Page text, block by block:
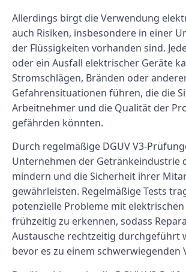
Allerdings birgt die Verwendung
auch Risiken, insbesondere in einer
der Flüssigkeiten vorhanden sind.
oder ein Ausfall elektrischer Geräte
Stromschlägen, Bränden oder
Gefahrensituationen führen, die die
Arbeitnehmer und die Qualität der
gefährden könnten.
Durch regelmäßige DGUV V3-
Unternehmen der Getränkeindustrie
mindern und die Sicherheit ihrer
gewährleisten. Regelmäßige Tests
potenzielle Probleme mit
frühzeitig zu erkennen, sodass
Austausche rechtzeitig durchgeführt
bevor es zu einem schwerwiegenden